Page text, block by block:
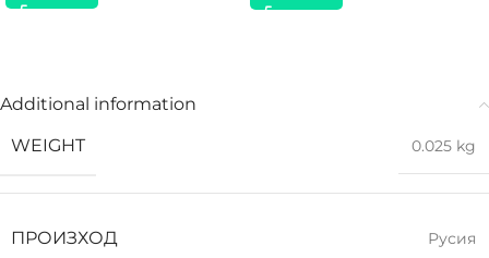
Additional information
WEIGHT
0.025 kg
ПРОИЗХОД Русия